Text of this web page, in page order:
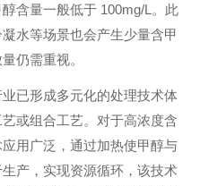
含量一般低于 100mg/L。此
水等场景也会产生少量含甲
仍需重视。
已形成多元化的处理技术体
或组合工艺。对于高浓度含
用广泛，通过加热使甲醇与
产，实现资源循环，该技术